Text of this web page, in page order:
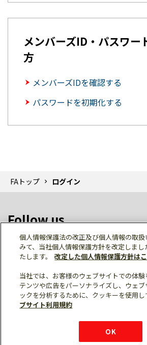
メンバーズID・パスワー
方
メンバーズIDを確認する
パスワードを初期化する
FAトップ ログイン
Follow us
個人情報保護 利用規約
ご利用
サイトマップ
三菱電機トップ
個人情報保護法の改正及び個人情報の取
みて、当社個人情報保護方針を改定しま
たします。
改定した個人情報保護方針は
当社では、お客様のウェブサイトでの体
テンツや広告をパーソナライズし、ウェブ
ックを分析するために、クッキーを使用し
ブサイト利用規約
OK
チャットサービス